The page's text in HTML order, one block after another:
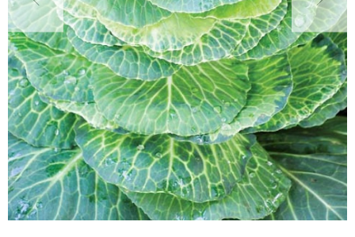
URODA
NATURALNA APTECZKA
DLA DOMU
EKO ŻYCIE